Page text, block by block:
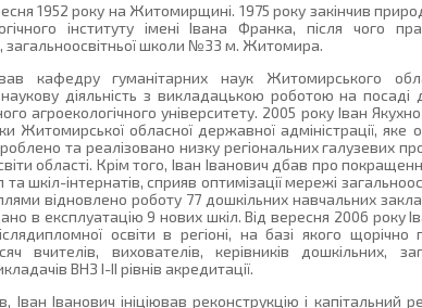
1952 року на Житомирщині. 1975 року закінчив
інституту імені Івана Франка, після чого
школи №33 м. Житомира.
кафедру гуманітарних наук Житомирського
діяльність з викладацькою роботою на
агроекологічного університету. 2005 року Іван
Житомирської обласної державної адміністрації,
та реалізовано низку регіональних галузевих
області. Крім того, Іван Іванович дбав про
та шкіл-інтернатів, сприяв оптимізації мережі
відновлено роботу 77 дошкільних навчальних
в експлуатацію 9 нових шкіл. Від вересня 2006 року
освіти в регіоні, на базі якого
вчителів, вихователів, керівників дошкільних,
ВНЗ І-ІІ рівнів акредитації.
Іванович ініціював реконструкцію і капітальний